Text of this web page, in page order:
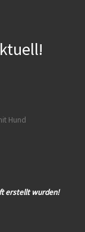
Hund
erstellt wurden!